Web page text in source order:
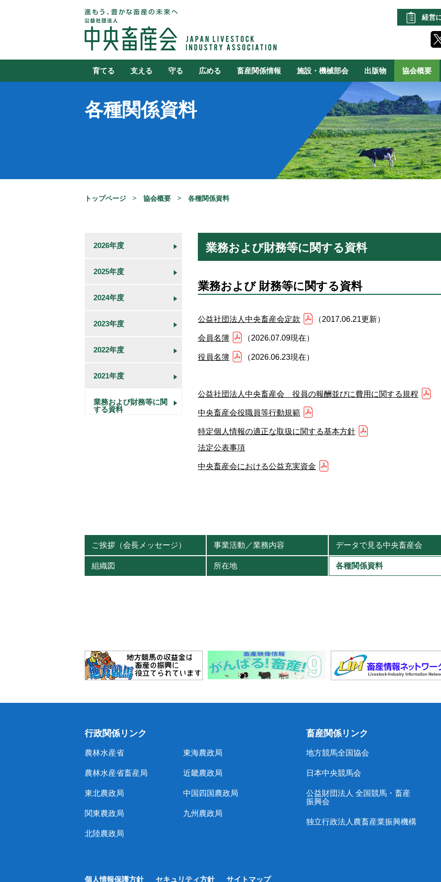
経営
育てる 支える 守る 広める 畜産関係情報 施設・機械部会 出版物 協会概要
各種関係資料
トップページ 協会概要 各種関係資料
2026年度
2025年度
2024年度
2023年度
2022年度
2021年度
業務および財務等に関
する資料
業務および財務等に関する資料
業務および 財務等に関する資料
公益社団法人中央畜産会定款 （2017.06.21更新）
会員名簿 （2026.07.09現在）
役員名簿 （2026.06.23現在）
公益社団法人中央畜産会 役員の報酬並びに費用に関する規程
中央畜産会役職員等行動規範
特定個人情報の適正な取扱に関する基本方針
法定公表事項
中央畜産会における公益充実資金
ご挨拶（会長メッセージ） 事業活動／業務内容 データで見る中央畜産会
組織図 所在地 各種関係資料
行政関係リンク
農林水産省
農林水産省畜産局
東北農政局
関東農政局
北陸農政局
東海農政局
近畿農政局
中国四国農政局
九州農政局
畜産関係リンク
地方競馬全国協会
日本中央競馬会
公益財団法人 全国競馬・畜産
振興会
独立行政法人農畜産業振興機構
個人情報保護方針 セキュリティ方針 サイトマップ